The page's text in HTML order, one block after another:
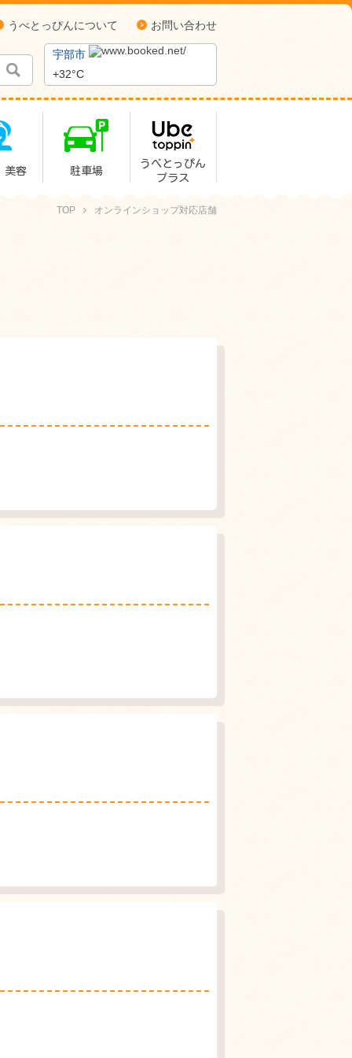
うべとっぴんについて お問い合わせ
宇部市
+32°C
美容 駐車場
うべとっぴん
プラス
TOP オンラインショップ対応店舗